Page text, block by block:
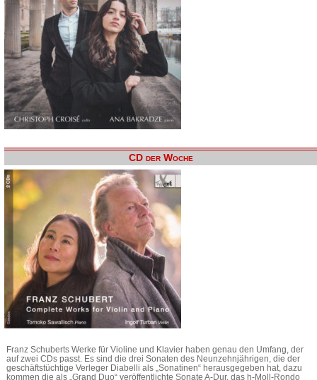
CD der Woche
Franz Schuberts Werke für Violine und Klavier haben genau den Umfang, der
auf zwei CDs passt. Es sind die drei Sonaten des Neunzehnjährigen, die der
geschäftstüchtige Verleger Diabelli als „Sonatinen“ herausgegeben hat, dazu
kommen die als „Grand Duo“ veröffentlichte Sonate A-Dur, das h-Moll-Rondo